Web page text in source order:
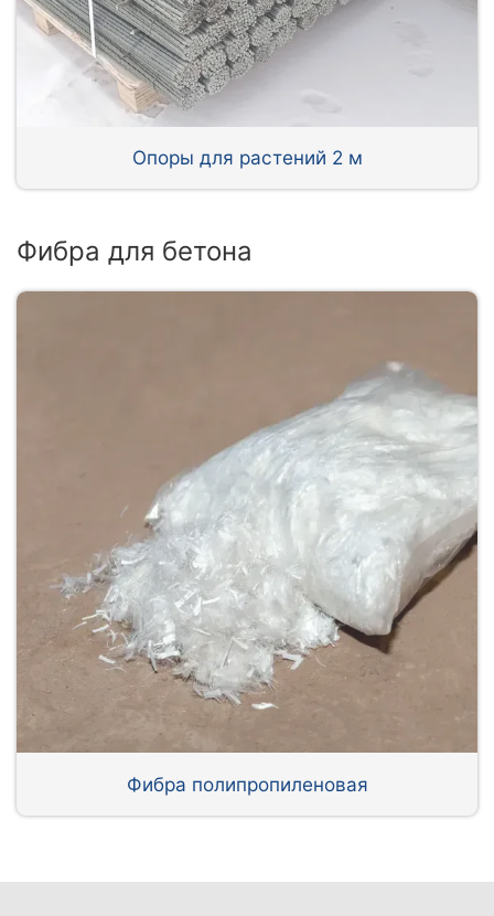
Опоры для растений 2 м
Фибра для бетона
Фибра полипропиленовая